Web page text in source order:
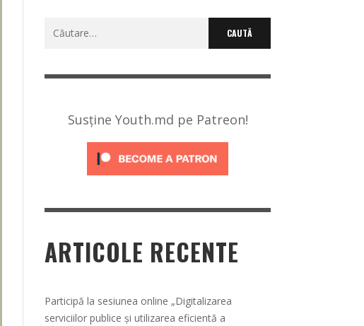
Caută
Susține Youth.md pe Patreon!
ARTICOLE RECENTE
Participă la sesiunea online „Digitalizarea
serviciilor publice și utilizarea eficientă a